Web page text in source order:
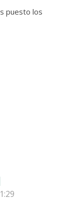
puesto los